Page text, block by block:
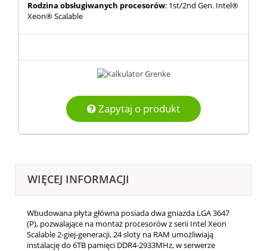
Rodzina obsługiwanych procesorów: 1st/2nd Gen. Intel®
Xeon® Scalable
Zapytaj o produkt
WIĘCEJ INFORMACJI
Wbudowana płyta główna posiada dwa gniazda LGA 3647
(P), pozwalające na montaż procesorów z serii Intel Xeon
Scalable 2-giej-generacji, 24 sloty na RAM umożliwiają
instalację do 6TB pamięci DDR4-2933MHz, w serwerze